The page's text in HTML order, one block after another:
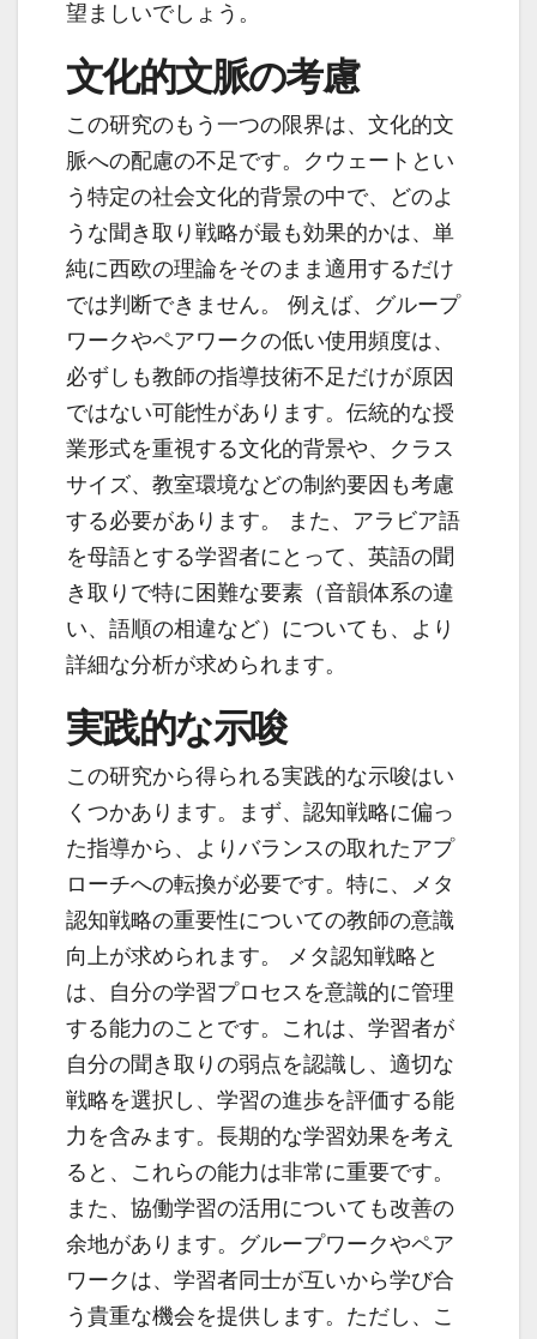
望ましいでしょう。
文化的文脈の考慮
この研究のもう一つの限界は、文化的文
脈への配慮の不足です。クウェートとい
う特定の社会文化的背景の中で、どのよ
うな聞き取り戦略が最も効果的かは、単
純に西欧の理論をそのまま適用するだけ
では判断できません。 例えば、グループ
ワークやペアワークの低い使用頻度は、
必ずしも教師の指導技術不足だけが原因
ではない可能性があります。伝統的な授
業形式を重視する文化的背景や、クラス
サイズ、教室環境などの制約要因も考慮
する必要があります。 また、アラビア語
を母語とする学習者にとって、英語の聞
き取りで特に困難な要素（音韻体系の違
い、語順の相違など）についても、より
詳細な分析が求められます。
実践的な示唆
この研究から得られる実践的な示唆はい
くつかあります。まず、認知戦略に偏っ
た指導から、よりバランスの取れたアプ
ローチへの転換が必要です。特に、メタ
認知戦略の重要性についての教師の意識
向上が求められます。 メタ認知戦略と
は、自分の学習プロセスを意識的に管理
する能力のことです。これは、学習者が
自分の聞き取りの弱点を認識し、適切な
戦略を選択し、学習の進歩を評価する能
力を含みます。長期的な学習効果を考え
ると、これらの能力は非常に重要です。
また、協働学習の活用についても改善の
余地があります。グループワークやペア
ワークは、学習者同士が互いから学び合
う貴重な機会を提供します。ただし、こ